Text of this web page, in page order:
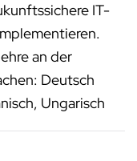
IT-
an der
Deutsch
Ungarisch